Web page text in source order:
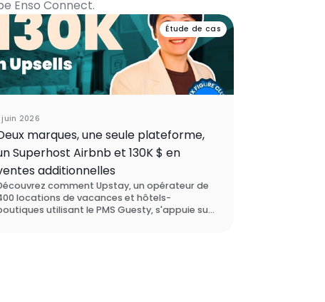
Enso Connect.
Étude de cas
juin 2026
marques, une seule plateforme,
Superhost Airbnb et 130K $ en
additionnelles
comment Upstay, un opérateur de
locations de vacances et hôtels-
utilisant le PMS Guesty, s'appuie sur